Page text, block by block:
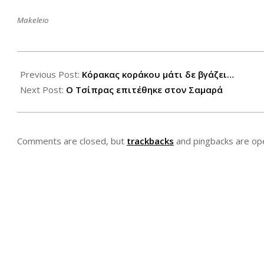
Makeleio
06-
07
Previous Post: Κόρακας κοράκου μάτι δε βγάζει…
Next Post: Ο Τσίπρας επιτέθηκε στον Σαμαρά
Comments are closed, but trackbacks and pingbacks are